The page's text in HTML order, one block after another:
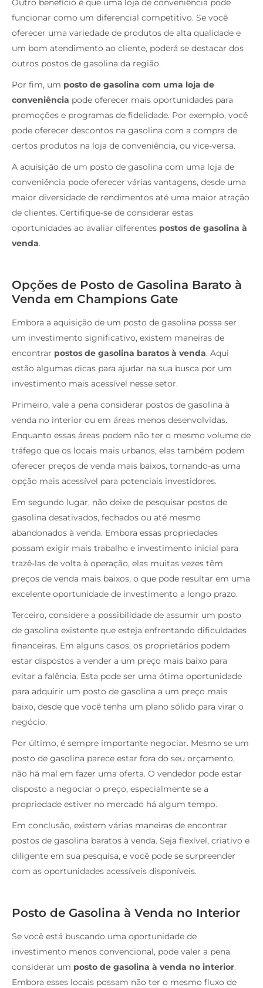
Outro benefício é que uma loja de conveniência pode
funcionar como um diferencial competitivo. Se você
oferecer uma variedade de produtos de alta qualidade e
um bom atendimento ao cliente, poderá se destacar dos
outros postos de gasolina da região.
Por fim, um posto de gasolina com uma loja de
conveniência pode oferecer mais oportunidades para
promoções e programas de fidelidade. Por exemplo, você
pode oferecer descontos na gasolina com a compra de
certos produtos na loja de conveniência, ou vice-versa.
A aquisição de um posto de gasolina com uma loja de
conveniência pode oferecer várias vantagens, desde uma
maior diversidade de rendimentos até uma maior atração
de clientes. Certifique-se de considerar estas
oportunidades ao avaliar diferentes postos de gasolina à
venda.
Opções de Posto de Gasolina Barato à
Venda em Champions Gate
Embora a aquisição de um posto de gasolina possa ser
um investimento significativo, existem maneiras de
encontrar postos de gasolina baratos à venda. Aqui
estão algumas dicas para ajudar na sua busca por um
investimento mais acessível nesse setor.
Primeiro, vale a pena considerar postos de gasolina à
venda no interior ou em áreas menos desenvolvidas.
Enquanto essas áreas podem não ter o mesmo volume de
tráfego que os locais mais urbanos, elas também podem
oferecer preços de venda mais baixos, tornando-as uma
opção mais acessível para potenciais investidores.
Em segundo lugar, não deixe de pesquisar postos de
gasolina desativados, fechados ou até mesmo
abandonados à venda. Embora essas propriedades
possam exigir mais trabalho e investimento inicial para
trazê-las de volta à operação, elas muitas vezes têm
preços de venda mais baixos, o que pode resultar em uma
excelente oportunidade de investimento a longo prazo.
Terceiro, considere a possibilidade de assumir um posto
de gasolina existente que esteja enfrentando dificuldades
financeiras. Em alguns casos, os proprietários podem
estar dispostos a vender a um preço mais baixo para
evitar a falência. Esta pode ser uma ótima oportunidade
para adquirir um posto de gasolina a um preço mais
baixo, desde que você tenha um plano sólido para virar o
negócio.
Por último, é sempre importante negociar. Mesmo se um
posto de gasolina parece estar fora do seu orçamento,
não há mal em fazer uma oferta. O vendedor pode estar
disposto a negociar o preço, especialmente se a
propriedade estiver no mercado há algum tempo.
Em conclusão, existem várias maneiras de encontrar
postos de gasolina baratos à venda. Seja flexível, criativo e
diligente em sua pesquisa, e você pode se surpreender
com as oportunidades acessíveis disponíveis.
Posto de Gasolina à Venda no Interior
Se você está buscando uma oportunidade de
investimento menos convencional, pode valer a pena
considerar um posto de gasolina à venda no interior.
Embora esses locais possam não ter o mesmo fluxo de